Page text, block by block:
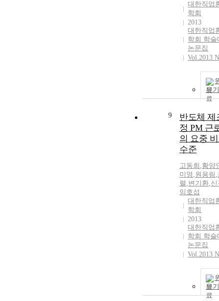
대한직업
학회
2013
대한직업
학회 학술
논문집
Vol.2013
보기
9
반도체 제
정 PM 근
의 요중
수준
고동희 ,황양
미영 ,원용림 ,
렬 ,변기환,
임호섭
대한직업
학회
2013
대한직업
학회 학술
논문집
Vol.2013
보기